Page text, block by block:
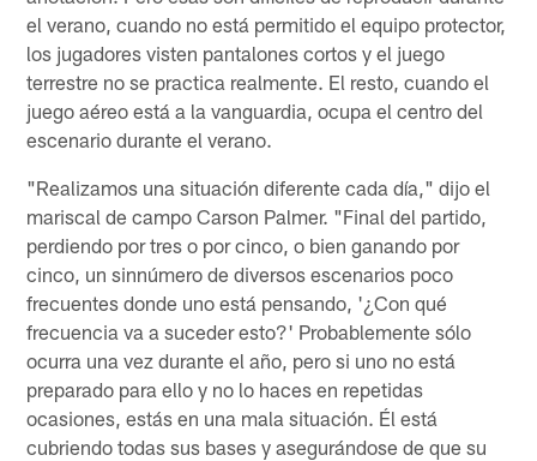
el verano, cuando no está permitido el equipo protector,
los jugadores visten pantalones cortos y el juego
terrestre no se practica realmente. El resto, cuando el
juego aéreo está a la vanguardia, ocupa el centro del
escenario durante el verano.
"Realizamos una situación diferente cada día," dijo el
mariscal de campo Carson Palmer. "Final del partido,
perdiendo por tres o por cinco, o bien ganando por
cinco, un sinnúmero de diversos escenarios poco
frecuentes donde uno está pensando, '¿Con qué
frecuencia va a suceder esto?' Probablemente sólo
ocurra una vez durante el año, pero si uno no está
preparado para ello y no lo haces en repetidas
ocasiones, estás en una mala situación. Él está
cubriendo todas sus bases y asegurándose de que su